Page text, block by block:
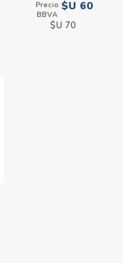
$U 60
$U 70